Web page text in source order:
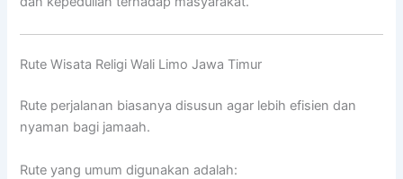
Rute Wisata Religi Wali Limo Jawa Timur
Rute perjalanan biasanya disusun agar lebih efisien dan
nyaman bagi jamaah.
Rute yang umum digunakan adalah: